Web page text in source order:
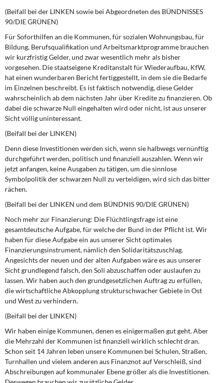
(Beifall bei der LINKEN sowie bei Abgeordneten des BÜNDNISSES
90/DIE GRÜNEN)
Für Soforthilfen an die Kommunen, für sozialen Wohnungsbau, für
Bildung, Berufsqualifikation und Arbeitsmarktprogramme brauchen
wir kurzfristig Gelder, und zwar wesentlich mehr als bisher
vorgesehen. Die staatseigene Kreditanstalt für Wiederaufbau, KfW,
hat einen wunderbaren Bericht fertiggestellt, in dem sie die Bedarfe
im Einzelnen beschreibt. Es ist faktisch notwendig, diese Gelder
wahrscheinlich ab dem nächsten Jahr über Kredite zu finanzieren. Ob
dabei die schwarze Null eingehalten wird oder nicht, ist aus unserer
Sicht völlig uninteressant.
(Beifall bei der LINKEN)
Denn diese Investitionen werden sich, wenn sie halbwegs vernünftig
durchgeführt werden, politisch und finanziell auszahlen. Wenn wir
jetzt anfangen, keine Ausgaben zu tätigen, um die sinnlose
Symbolpolitik der schwarzen Null zu verteidigen, wird sich das bitter
rächen.
(Beifall bei der LINKEN und dem BÜNDNIS 90/DIE GRÜNEN)
Noch mehr zur Finanzierung: Die Flüchtlingsfrage ist eine
gesamtdeutsche Aufgabe, für welche der Bund in der Pflicht ist. Wir
haben für diese Aufgabe ein aus unserer Sicht optimales
Finanzierungsinstrument, nämlich den Solidaritätszuschlag.
Angesichts der neuen und der alten Aufgaben wäre es aus unserer
Sicht grundlegend falsch, den Soli abzuschaffen oder auslaufen zu
lassen. Wir haben auch den grundgesetzlichen Auftrag zu erfüllen,
die wirtschaftliche Abkopplung strukturschwacher Gebiete in Ost
und West zu verhindern.
(Beifall bei der LINKEN)
Wir haben einige Kommunen, denen es einigermaßen gut geht. Aber
die Mehrzahl der Kommunen ist finanziell wirklich schlecht dran.
Schon seit 14 Jahren leben unsere Kommunen bei Schulen, Straßen,
Turnhallen und vielem anderen aus Finanznot auf Verschleiß, sind
Abschreibungen auf kommunaler Ebene größer als die Investitionen.